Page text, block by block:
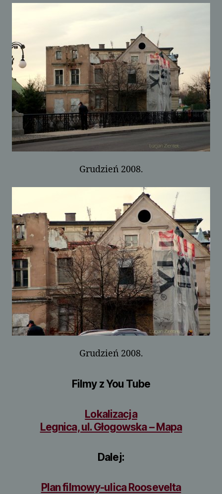
Grudzień 2008.
Grudzień 2008.
Filmy z You Tube
Lokalizacja
Legnica, ul. Głogowska – Mapa
Dalej:
Plan filmowy-ulica Roosevelta